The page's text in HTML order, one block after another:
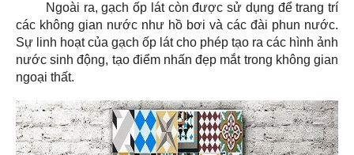
Ngoài ra, gạch ốp lát còn được sử dụng để trang trí
các không gian nước như hồ bơi và các đài phun nước.
Sự linh hoạt của gạch ốp lát cho phép tạo ra các hình ảnh
nước sinh động, tạo điểm nhấn đẹp mắt trong không gian
ngoại thất.